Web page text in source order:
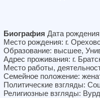
Биография Дата
Место рождения: г.
Образование: высшее,
Адрес проживания: г.
Место работы,
Семейное положение:
Политические взгляды:
Религиозные взгляды: